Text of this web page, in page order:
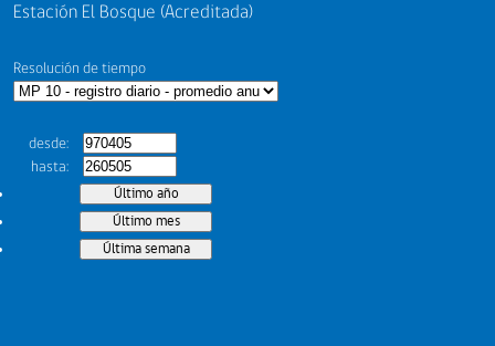
Estación El Bosque (Acreditada)
Resolución de tiempo
desde
hasta